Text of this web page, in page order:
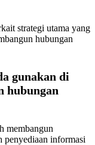
strategi utama yang
hubungan
gunakan di
hubungan
membangun
penyediaan informasi